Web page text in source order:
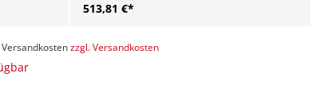
513,81 €*
zzgl. Versandkosten